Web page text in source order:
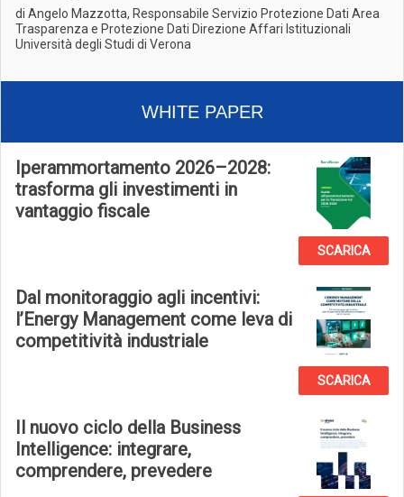
di Angelo Mazzotta, Responsabile Servizio Protezione Dati Area
Trasparenza e Protezione Dati Direzione Affari Istituzionali
Università degli Studi di Verona
WHITE PAPER
Iperammortamento 2026–2028:
trasforma gli investimenti in
vantaggio fiscale
SCARICA
Dal monitoraggio agli incentivi:
l’Energy Management come leva di
competitività industriale
SCARICA
Il nuovo ciclo della Business
Intelligence: integrare,
comprendere, prevedere